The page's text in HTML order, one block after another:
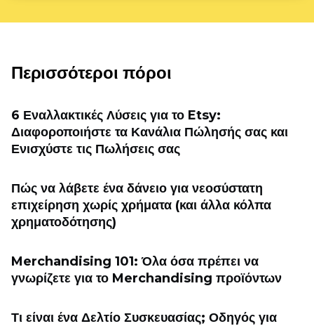
Περισσότεροι πόροι
6 Εναλλακτικές Λύσεις για το Etsy:
Διαφοροποιήστε τα Κανάλια Πώλησής σας και
Ενισχύστε τις Πωλήσεις σας
Πώς να λάβετε ένα δάνειο για νεοσύστατη
επιχείρηση χωρίς χρήματα (και άλλα κόλπα
χρηματοδότησης)
Merchandising 101: Όλα όσα πρέπει να
γνωρίζετε για το Merchandising προϊόντων
Τι είναι ένα Δελτίο Συσκευασίας; Οδηγός για